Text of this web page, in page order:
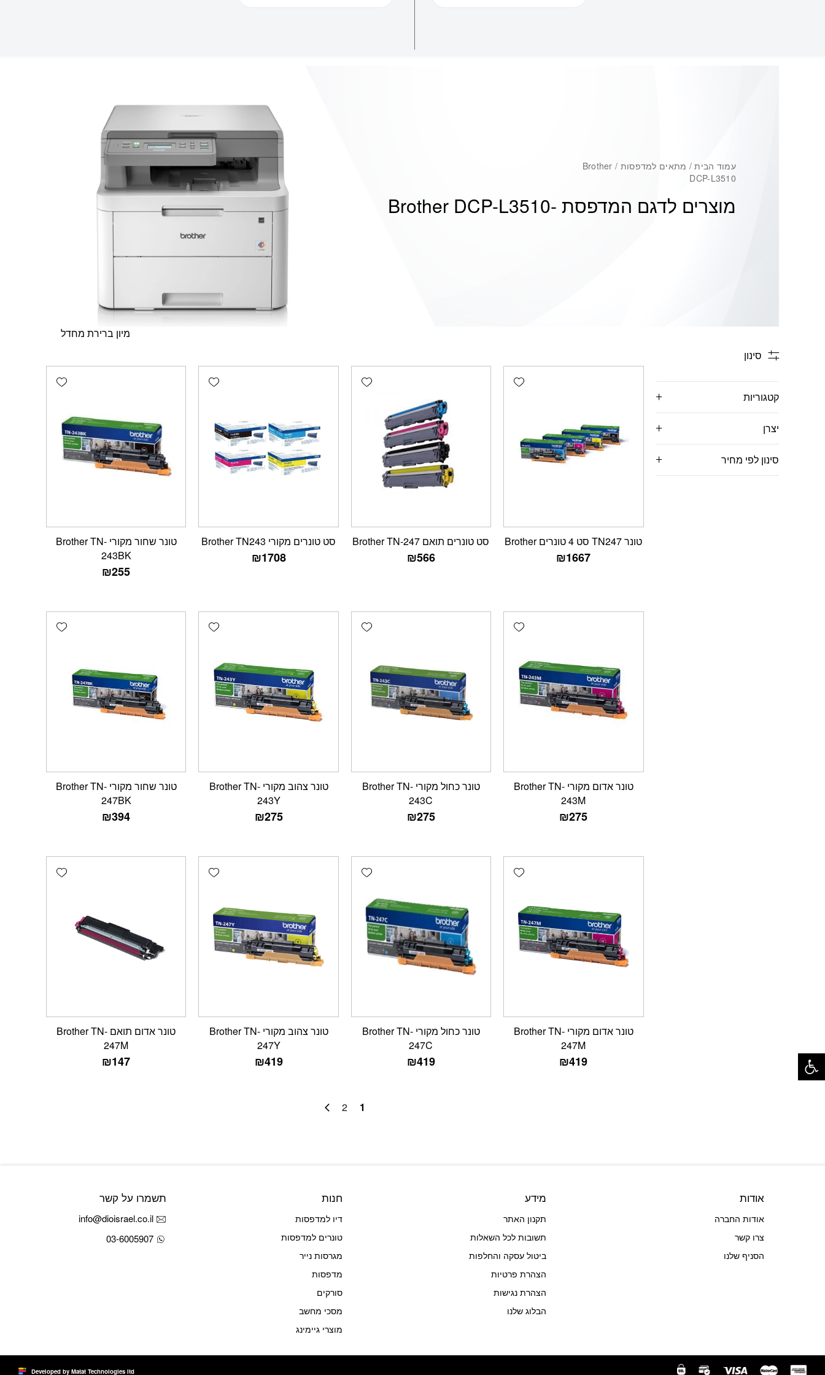
עמוד הבית
/ מתאים למדפסות / Brother
DCP-L3510
Brother DCP-L3510מוצרים לדגם המדפסת -
סינון
קטגוריות
יצרן
סינון לפי מחיר
Add wishlist
‏טונר TN247 סט 4 טונרים Brother
₪1667
Add wishlist
סט טונרים תואם Brother TN-247
₪566
Add wishlist
סט טונרים מקורי Brother TN243
₪1708
Add wishlist
טונר שחור מקורי Brother TN-
243BK
₪255
Add wishlist
טונר אדום מקורי Brother TN-
243M
₪275
Add wishlist
טונר כחול מקורי Brother TN-
243C
₪275
Add wishlist
טונר צהוב מקורי Brother TN-
243Y
₪275
Add wishlist
טונר שחור מקורי Brother TN-
247BK
₪394
Add wishlist
טונר אדום מקורי Brother TN-
247M
₪419
Add wishlist
טונר כחול מקורי Brother TN-
247C
₪419
Add wishlist
טונר צהוב מקורי Brother TN-
247Y
₪419
Add wishlist
טונר אדום תואם Brother TN-
247M
₪147
1
2
אודות
אודות החברה
צרו קשר
הסניף שלנו
מידע
תקנון האתר
תשובות לכל השאלות
ביטול עסקה והחלפות
הצהרת פרטיות
הצהרת נגישות
הבלוג שלנו
חנות
דיו למדפסות
טונרים למדפסות
מגרסות נייר
מדפסות
סורקים
מסכי מחשב
מוצרי גיימינג
תשמרו על קשר
info@dioisrael.co.il
03-6005907
Developed by Matat Technologies ltd
פתח סרגל נגישות